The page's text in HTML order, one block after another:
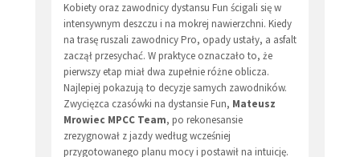
Kobiety oraz zawodnicy dystansu Fun ścigali się w
intensywnym deszczu i na mokrej nawierzchni. Kiedy
na trasę ruszali zawodnicy Pro, opady ustały, a asfalt
zaczął przesychać. W praktyce oznaczało to, że
pierwszy etap miał dwa zupełnie różne oblicza.
Najlepiej pokazują to decyzje samych zawodników.
Zwycięzca czasówki na dystansie Fun, Mateusz
Mrowiec MPCC Team, po rekonesansie
zrezygnował z jazdy według wcześniej
przygotowanego planu mocy i postawił na intuicję.